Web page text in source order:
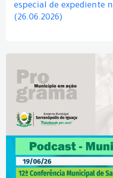
especial de expediente
(26.06.2026)